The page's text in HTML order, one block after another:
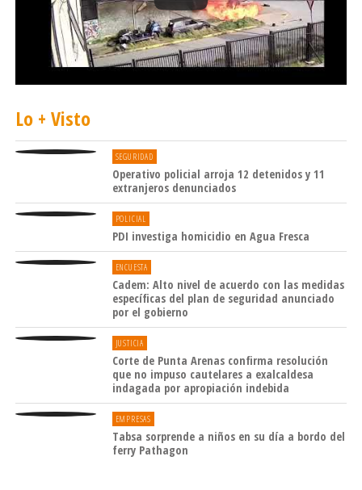
Lo + Visto
SEGURIDAD
Operativo policial arroja 12 detenidos y 11
extranjeros denunciados
POLICIAL
PDI investiga homicidio en Agua Fresca
ENCUESTA
Cadem: Alto nivel de acuerdo con las medidas
específicas del plan de seguridad anunciado
por el gobierno
JUSTICIA
Corte de Punta Arenas confirma resolución
que no impuso cautelares a exalcaldesa
indagada por apropiación indebida
EMPRESAS
Tabsa sorprende a niños en su día a bordo del
ferry Pathagon